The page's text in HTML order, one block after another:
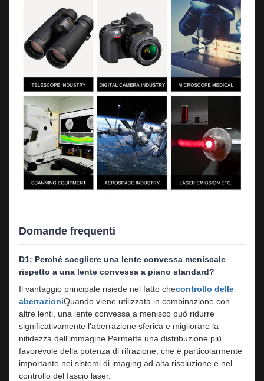
Domande frequenti
D1: Perché scegliere una lente convessa meniscale
rispetto a una lente convessa a piano standard?
Il vantaggio principale risiede nel fatto checontrollo delle
aberrazioniQuando viene utilizzata in combinazione con
altre lenti, una lente convessa a menisco può ridurre
significativamente l'aberrazione sferica e migliorare la
nitidezza dell'immagine.Permette una distribuzione più
favorevole della potenza di rifrazione, che è particolarmente
importante nei sistemi di imaging ad alta risoluzione e nel
controllo del fascio laser.